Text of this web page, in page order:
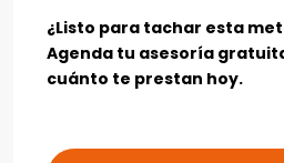
¿Listo para tachar esta
Agenda tu asesoría
cuánto te prestan hoy.